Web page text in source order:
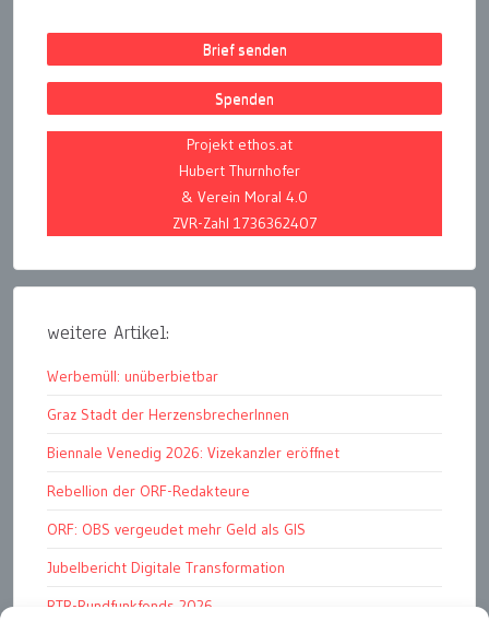
Brief senden
Spenden
Projekt ethos.at
Hubert Thurnhofer
& Verein Moral 4.0
ZVR-Zahl 1736362407
weitere Artikel:
Werbemüll: unüberbietbar
Graz Stadt der HerzensbrecherInnen
Biennale Venedig 2026: Vizekanzler eröffnet
Rebellion der ORF-Redakteure
ORF: OBS vergeudet mehr Geld als GIS
Jubelbericht Digitale Transformation
RTR-Rundfunkfonds 2026